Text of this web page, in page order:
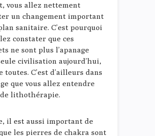
vous allez nettement
un changement important
sanitaire. C’est pourquoi
constater que ces
ne sont plus l’apanage
civilisation aujourd’hui,
toutes. C’est d’ailleurs dans
que vous allez entendre
lithothérapie.
il est aussi important de
les pierres de chakra sont